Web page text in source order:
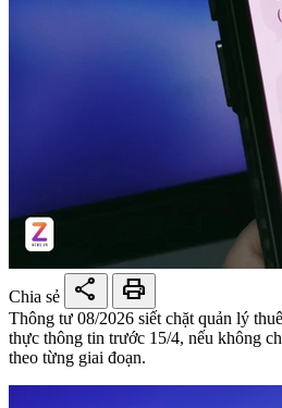
Chia sẻ share print
Thông tư 08/2026 siết chặt quản lý
thực thông tin trước 15/4, nếu không
theo từng giai đoạn.